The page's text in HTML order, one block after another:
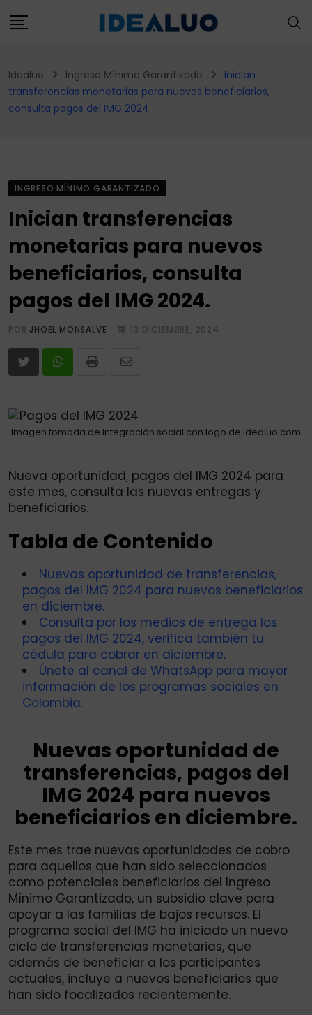
to
Idealuo Ingreso Mínimo Garantizado
Inician
transferencias monetarias para nuevos beneficiarios,
consulta pagos del IMG 2024.
INGRESO MÍNIMO GARANTIZADO
Inician transferencias
monetarias para nuevos
beneficiarios, consulta
pagos del IMG 2024.
PORJHOEL MONSALVE 13 DICIEMBRE, 2024
Print
Share
Imagen tomada de integración social con logo de idealuo.com
Nueva oportunidad, pagos del IMG 2024 para
este mes, consulta las nuevas entregas y
beneficiarios.
Tabla de Contenido
Nuevas oportunidad de transferencias,
pagos del IMG 2024 para nuevos beneficiarios
en diciembre.
Consulta por los medios de entrega los
pagos del IMG 2024, verifica también tu
cédula para cobrar en diciembre.
Únete al canal de WhatsApp para mayor
información de los programas sociales en
Colombia.
Nuevas oportunidad de
transferencias, pagos del
IMG 2024 para nuevos
beneficiarios en diciembre.
Este mes trae nuevas oportunidades de cobro
para aquellos que han sido seleccionados
como potenciales beneficiarios del Ingreso
Mínimo Garantizado, un subsidio clave para
apoyar a las familias de bajos recursos. El
programa social del IMG ha iniciado un nuevo
ciclo de transferencias monetarias, que
además de beneficiar a los participantes
actuales, incluye a nuevos beneficiarios que
han sido focalizados recientemente.